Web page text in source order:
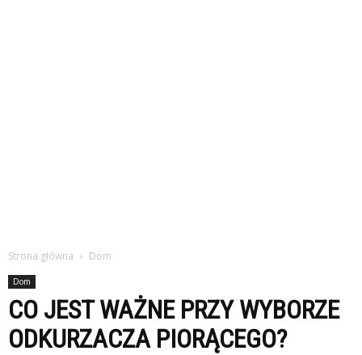
Strona główna Dom
Dom
CO JEST WAŻNE PRZY WYBORZE
ODKURZACZA PIORĄCEGO?